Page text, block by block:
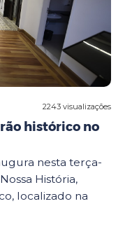
2243 visualizações
histórico no
nesta terça-
História,
localizado na